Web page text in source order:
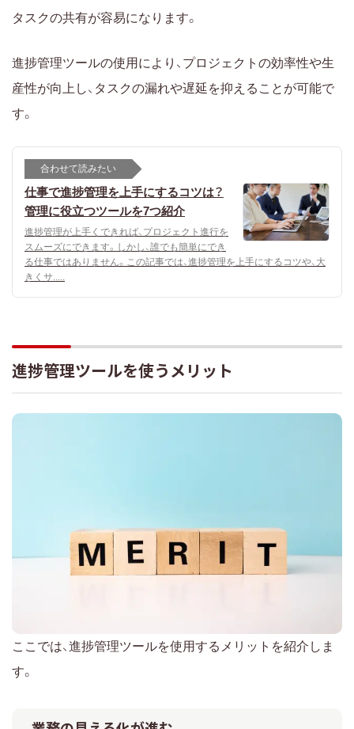
タスクの共有が容易になります。
進捗管理ツールの使用により、プロジェクトの効率性や生
産性が向上し、タスクの漏れや遅延を抑えることが可能で
す。
合わせて読みたい
仕事で進捗管理を上手にするコツは？
管理に役立つツールを7つ紹介
進捗管理が上手くできれば、プロジェクト進行を
スムーズにできます。しかし、誰でも簡単にでき
る仕事ではありません。この記事では、進捗管理を上手にするコツや、大
きくサ.....
進捗管理ツールを使うメリット
ここでは、進捗管理ツールを使用するメリットを紹介しま
す。